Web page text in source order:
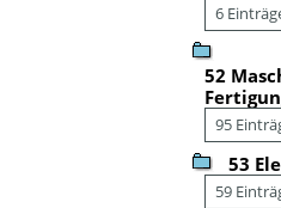
6
52
95
53
59